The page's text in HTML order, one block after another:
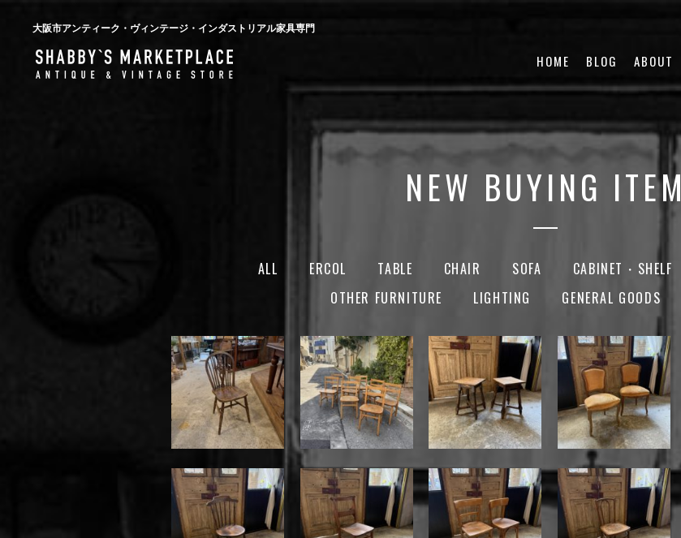
大阪市アンティーク・ヴィンテージ・インダストリアル家具専門
HOME BLOG ABOUT
NEW BUYING ITEM
ALL ERCOL TABLE CHAIR SOFA CABINET・SHELF
OTHER FURNITURE
LIGHTING GENERAL GOODS